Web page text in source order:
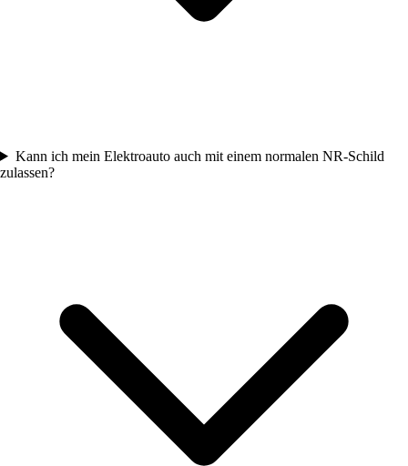
Kann ich mein Elektroauto auch mit einem normalen NR-Schild
zulassen?